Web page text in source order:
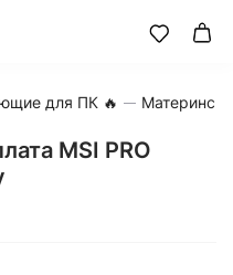
для ПК 🔥
MSI PRO